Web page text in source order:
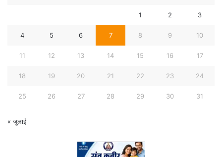
1 2 3
4 5 6 7 8 9 10
11 12 13 14 15 16 17
18 19 20 21 22 23 24
25 26 27 28 29 30 31
« जुलाई